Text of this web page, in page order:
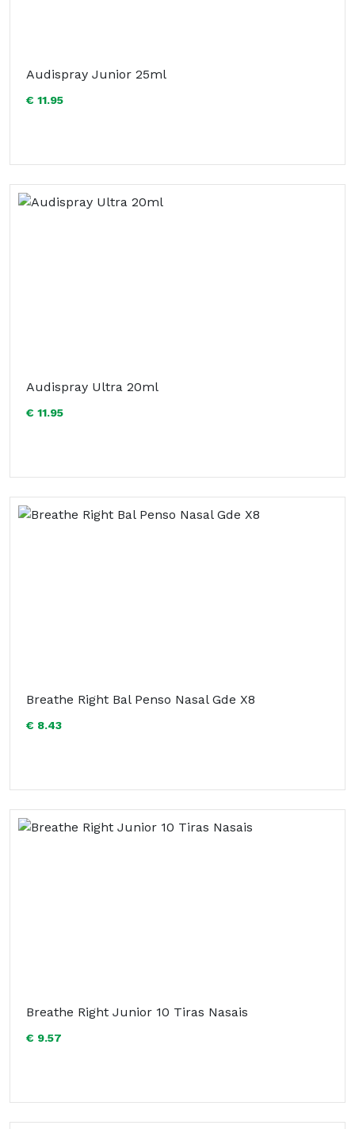
Audispray Junior 25ml
€ 11.95
Audispray Ultra 20ml
€ 11.95
Breathe Right Bal Penso Nasal Gde X8
€ 8.43
Breathe Right Junior 10 Tiras Nasais
€ 9.57